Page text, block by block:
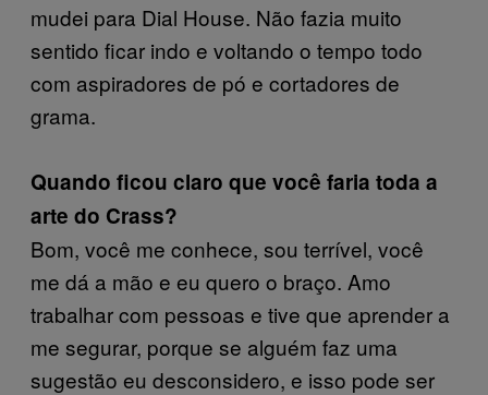
mudei para Dial House. Não fazia muito
sentido ficar indo e voltando o tempo todo
com aspiradores de pó e cortadores de
grama.
Quando ficou claro que você faria toda a
arte do Crass?
Bom, você me conhece, sou terrível, você
me dá a mão e eu quero o braço. Amo
trabalhar com pessoas e tive que aprender a
me segurar, porque se alguém faz uma
sugestão eu desconsidero, e isso pode ser